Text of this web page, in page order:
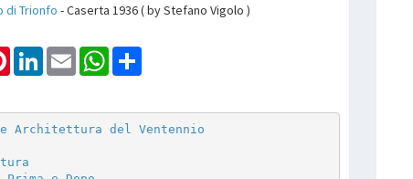
di Trionfo - Caserta 1936 ( by Stefano Vigolo )
PinterestLinkedInEmail WhatsApp
Architettura del Ventennio